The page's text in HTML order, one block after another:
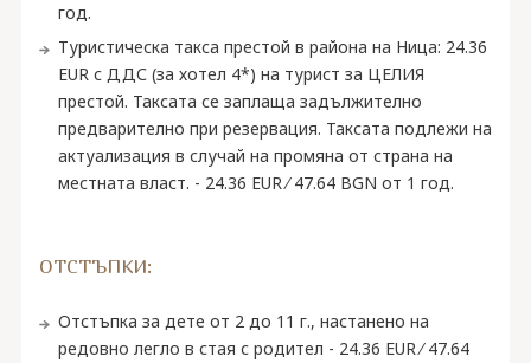
год.
Туристическа такса престой в района на Ница: 24.36
EUR с ДДС (за хотел 4*) на турист за ЦЕЛИЯ
престой. Таксата се заплаща задължително
предварително при резервация. Таксата подлежи на
актуализация в случай на промяна от страна на
местната власт. - 24.36 EUR ∕ 47.64 BGN от 1 год.
ОТСТЪПКИ:
Отстъпка за дете от 2 до 11 г., настанено на
редовно легло в стая с родител - 24.36 EUR ∕ 47.64